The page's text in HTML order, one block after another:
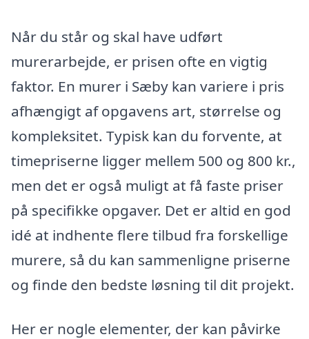
Når du står og skal have udført
murerarbejde, er prisen ofte en vigtig
faktor. En murer i Sæby kan variere i pris
afhængigt af opgavens art, størrelse og
kompleksitet. Typisk kan du forvente, at
timepriserne ligger mellem 500 og 800 kr.,
men det er også muligt at få faste priser
på specifikke opgaver. Det er altid en god
idé at indhente flere tilbud fra forskellige
murere, så du kan sammenligne priserne
og finde den bedste løsning til dit projekt.
Her er nogle elementer, der kan påvirke